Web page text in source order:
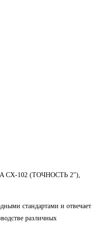
102 (ТОЧНОСТЬ 2"),
стандартами и отвечает
различных